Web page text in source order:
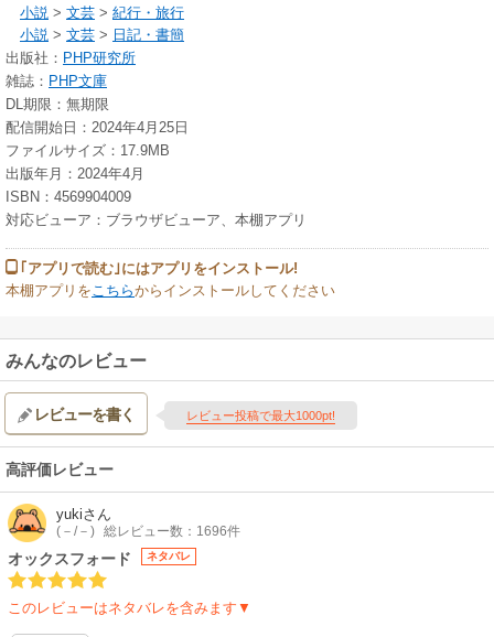
小説 > 文芸 > 紀行・旅行
小説 > 文芸 > 日記・書簡
出版社： PHP研究所
雑誌： PHP文庫
DL期限：無期限
配信開始日：2024年4月25日
ファイルサイズ：17.9MB
出版年月：2024年4月
ISBN：4569904009
対応ビューア：ブラウザビューア、本棚アプリ
｢アプリで読む｣にはアプリをインストール!
本棚アプリを こちらからインストールしてください
みんなのレビュー
レビューを書く レビュー投稿で最大1000pt!
高評価レビュー
yukiさん
(－/－) 総レビュー数：1696件
オックスフォード ネタバレ
このレビューはネタバレを含みます▼